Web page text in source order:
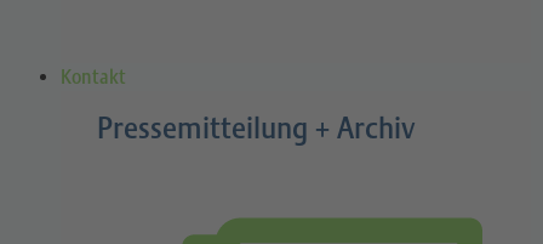
Kontakt
Pressemitteilung + Archiv